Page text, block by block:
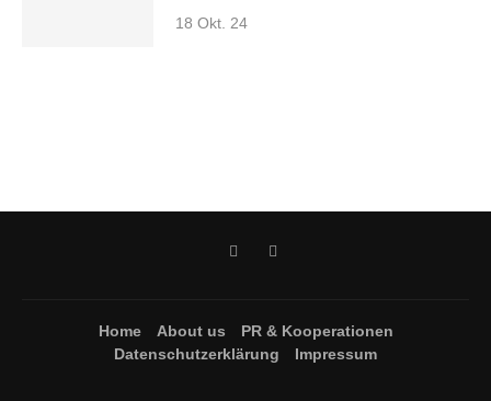
18 Okt. 24
Home About us
PR & Kooperationen
Datenschutzerklärung
Impressum